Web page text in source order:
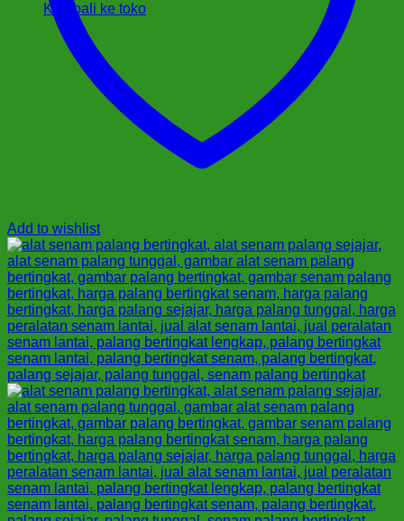
Kembali ke toko
Add to wishlist